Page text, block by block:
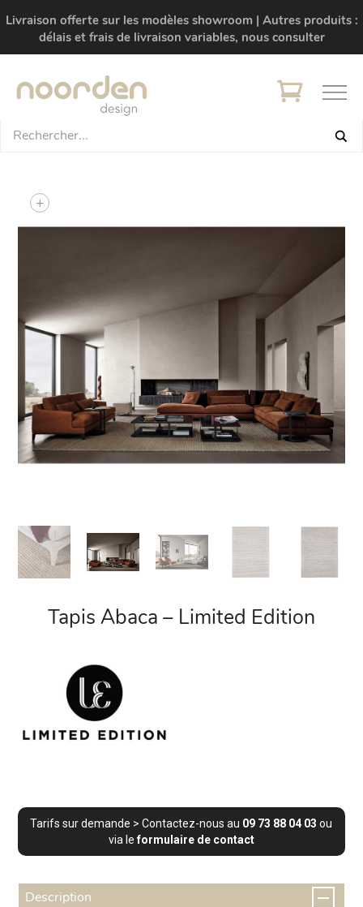
Livraison offerte sur les modèles showroom | Autres produits :
délais et frais de livraison variables, nous consulter
+
Tapis Abaca – Limited Edition
Tarifs sur demande > Contactez-nous au 09 73 88 04 03 ou
via leformulaire de contact
Description